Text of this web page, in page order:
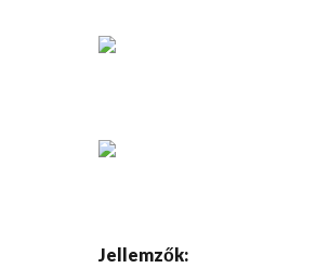
Jellemzők: